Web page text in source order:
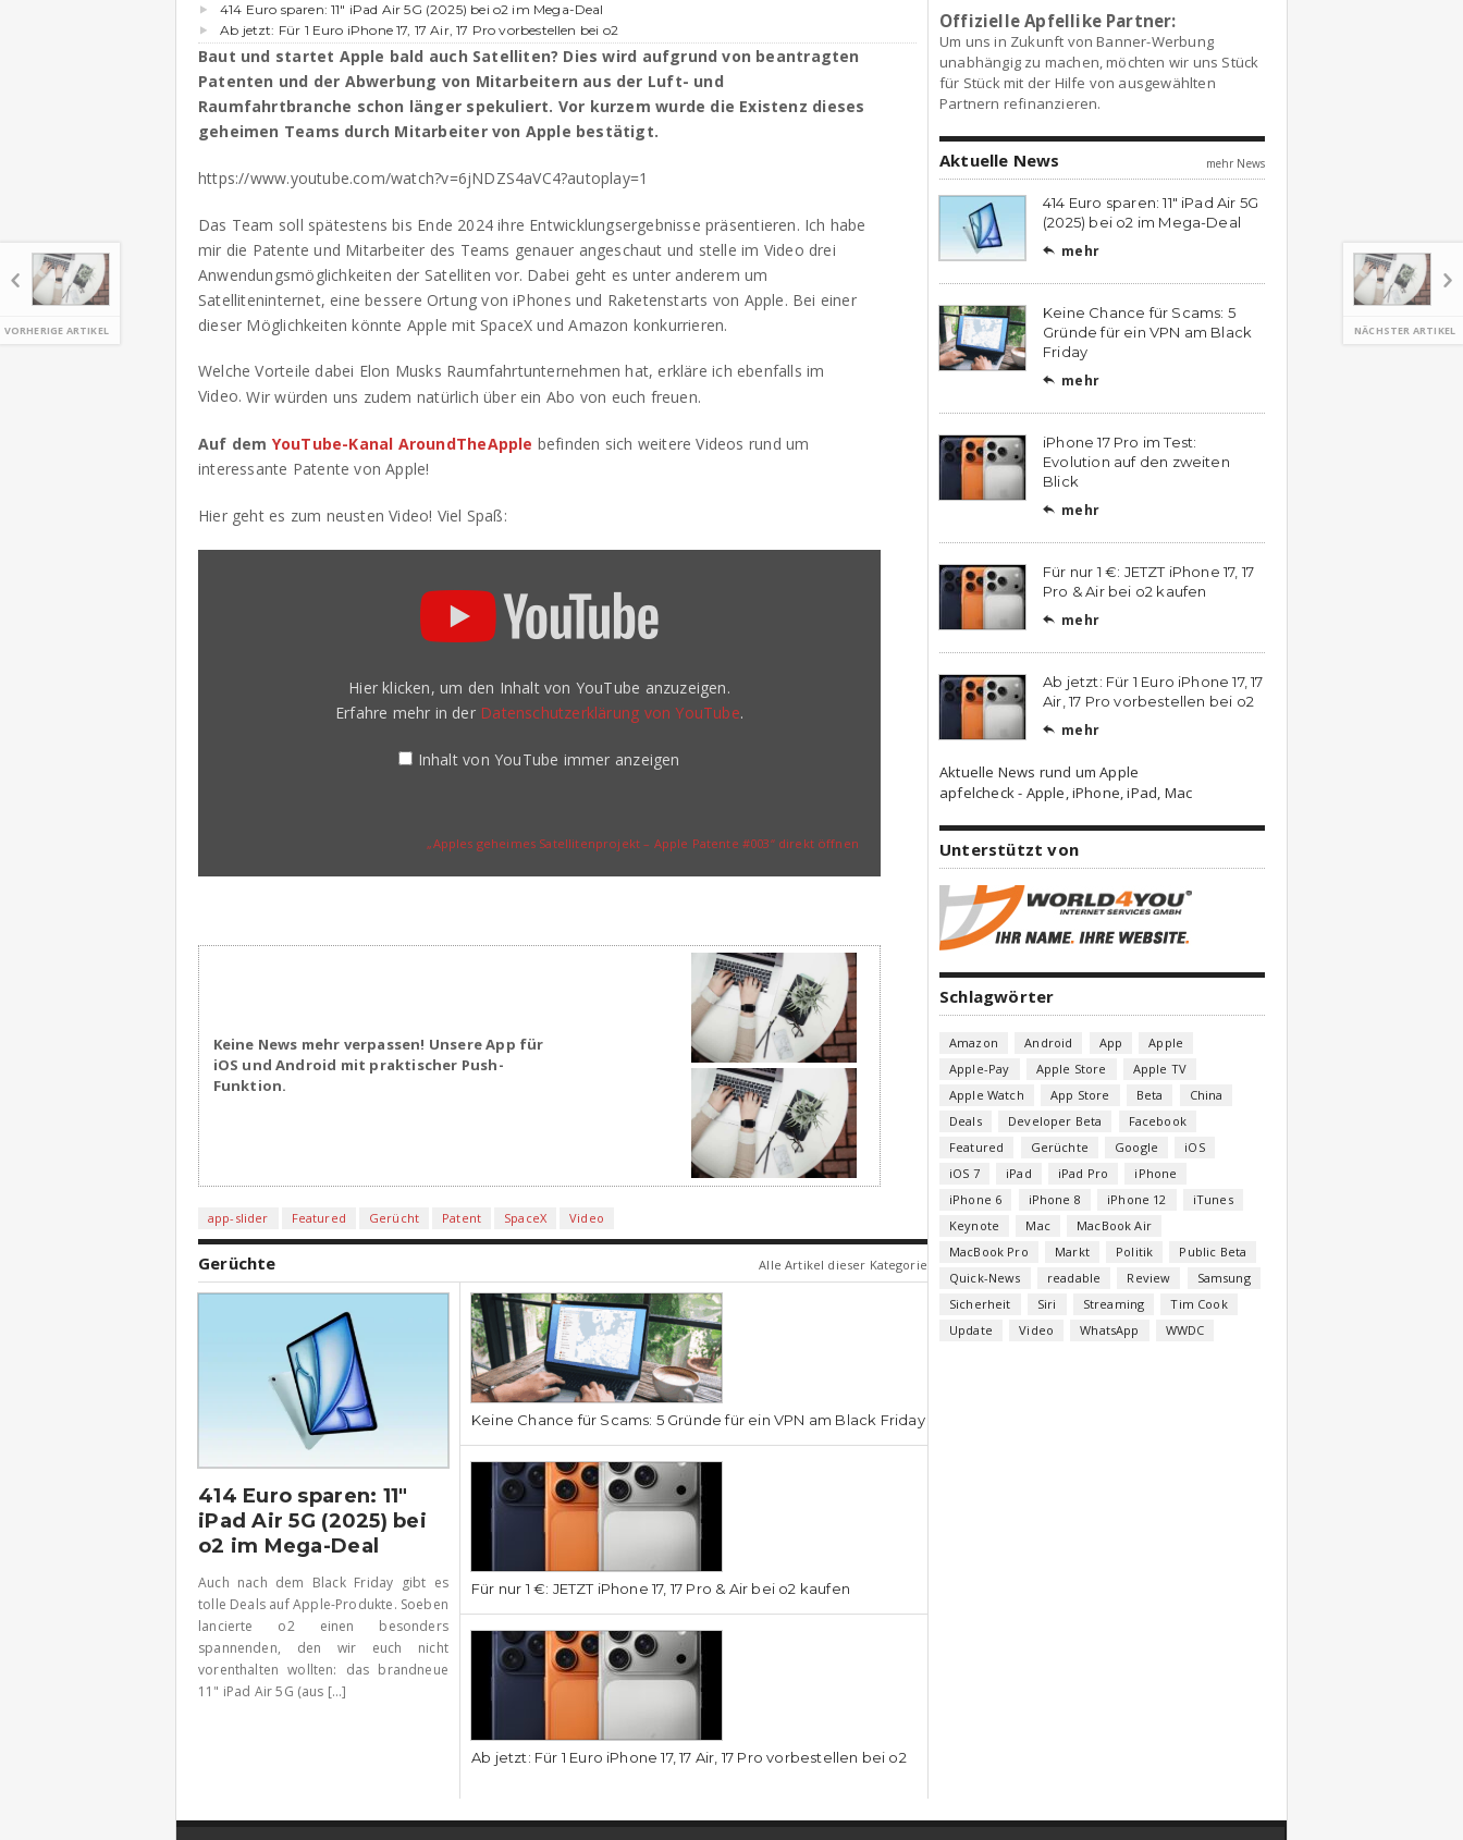
VORHERIGE ARTIKEL NÄCHSTER ARTIKEL
414 Euro sparen: 11″ iPad Air 5G (2025) bei o2 im Mega-Deal
Ab jetzt: Für 1 Euro iPhone 17, 17 Air, 17 Pro vorbestellen bei o2
Baut und startet Apple bald auch Satelliten? Dies wird aufgrund von beantragten
Patenten und der Abwerbung von Mitarbeitern aus der Luft- und
Raumfahrtbranche schon länger spekuliert. Vor kurzem wurde die Existenz dieses
geheimen Teams durch Mitarbeiter von Apple bestätigt.
https://www.youtube.com/watch?v=6jNDZS4aVC4?autoplay=1
Das Team soll spätestens bis Ende 2024 ihre Entwicklungsergebnisse präsentieren. Ich habe
mir die Patente und Mitarbeiter des Teams genauer angeschaut und stelle im Video drei
Anwendungsmöglichkeiten der Satelliten vor. Dabei geht es unter anderem um
Satelliteninternet, eine bessere Ortung von iPhones und Raketenstarts von Apple. Bei einer
dieser Möglichkeiten könnte Apple mit SpaceX und Amazon konkurrieren.
Welche Vorteile dabei Elon Musks Raumfahrtunternehmen hat, erkläre ich ebenfalls im
Video. Wir würden uns zudem natürlich über ein Abo von euch freuen.
Auf dem YouTube-Kanal AroundTheApple befinden sich weitere Videos rund um
interessante Patente von Apple!
Hier geht es zum neusten Video! Viel Spaß:
Hier klicken, um den Inhalt von YouTube anzuzeigen.
Erfahre mehr in der Datenschutzerklärung von YouTube.
Inhalt von YouTube immer anzeigen
„Apples geheimes Satellitenprojekt – Apple Patente #003“ direkt öffnen
Keine News mehr verpassen! Unsere App für
iOS und Android mit praktischer Push-
Funktion.
app-slider Featured Gerücht Patent SpaceX Video
Gerüchte Alle Artikel dieser Kategorie
414 Euro sparen: 11″
iPad Air 5G (2025) bei
o2 im Mega-Deal
Auch nach dem Black Friday gibt es
tolle Deals auf Apple-Produkte. Soeben
lancierte o2 einen besonders
spannenden, den wir euch nicht
vorenthalten wollten: das brandneue
11" iPad Air 5G (aus [...]
Keine Chance für Scams: 5 Gründe für ein VPN am Black Friday
Für nur 1 €: JETZT iPhone 17, 17 Pro & Air bei o2 kaufen
Ab jetzt: Für 1 Euro iPhone 17, 17 Air, 17 Pro vorbestellen bei o2
Offizielle Apfellike Partner:
Um uns in Zukunft von Banner-Werbung
unabhängig zu machen, möchten wir uns Stück
für Stück mit der Hilfe von ausgewählten
Partnern refinanzieren.
Aktuelle News mehr News
414 Euro sparen: 11″ iPad Air 5G
(2025) bei o2 im Mega-Deal
 mehr
Keine Chance für Scams: 5
Gründe für ein VPN am Black
Friday
 mehr
iPhone 17 Pro im Test:
Evolution auf den zweiten
Blick
 mehr
Für nur 1 €: JETZT iPhone 17, 17
Pro & Air bei o2 kaufen
 mehr
Ab jetzt: Für 1 Euro iPhone 17, 17
Air, 17 Pro vorbestellen bei o2
 mehr
Aktuelle News rund um Apple
apfelcheck - Apple, iPhone, iPad, Mac
Unterstützt von
Schlagwörter
Amazon Android App
Apple
Apple-Pay
Apple Store
Apple TV
Apple Watch
App Store Beta
China
Deals
Developer Beta
Facebook
Featured
Gerüchte Google
iOS
iOS 7
iPad iPad Pro
iPhone
iPhone 6
iPhone 8 iPhone 12
iTunes
Keynote
Mac
MacBook Air
MacBook Pro
Markt Politik
Public Beta
Quick-News
readable Review
Samsung
Sicherheit
Siri Streaming
Tim Cook
Update
Video WhatsApp WWDC